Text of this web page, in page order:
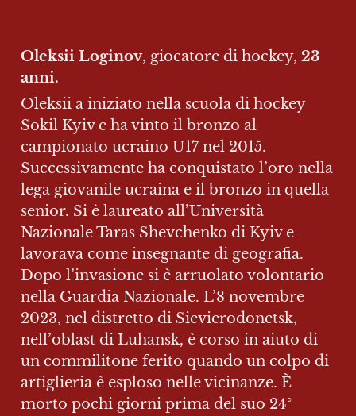
Oleksii Loginov, giocatore di hockey, 23
anni.
Oleksii a iniziato nella scuola di hockey
Sokil Kyiv e ha vinto il bronzo al
campionato ucraino U17 nel 2015.
Successivamente ha conquistato l’oro nella
lega giovanile ucraina e il bronzo in quella
senior. Si è laureato all’Università
Nazionale Taras Shevchenko di Kyiv e
lavorava come insegnante di geografia.
Dopo l’invasione si è arruolato volontario
nella Guardia Nazionale. L’8 novembre
2023, nel distretto di Sievierodonetsk,
nell’oblast di Luhansk, è corso in aiuto di
un commilitone ferito quando un colpo di
artiglieria è esploso nelle vicinanze. È
morto pochi giorni prima del suo 24°